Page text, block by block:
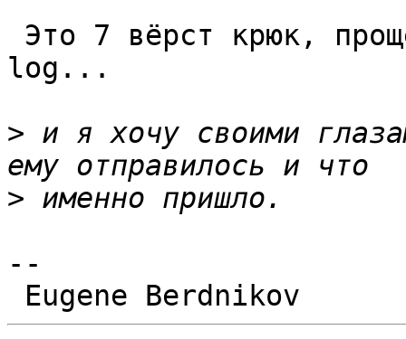
log...
> и я хочу своими
>
--